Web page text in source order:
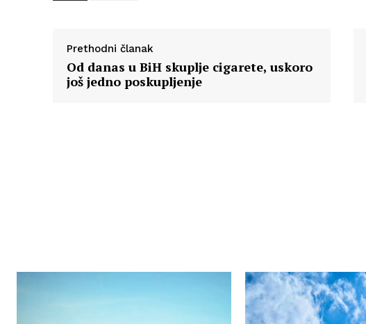
Prethodni članak
Od danas u BiH skuplje cigarete, uskoro
još jedno poskupljenje